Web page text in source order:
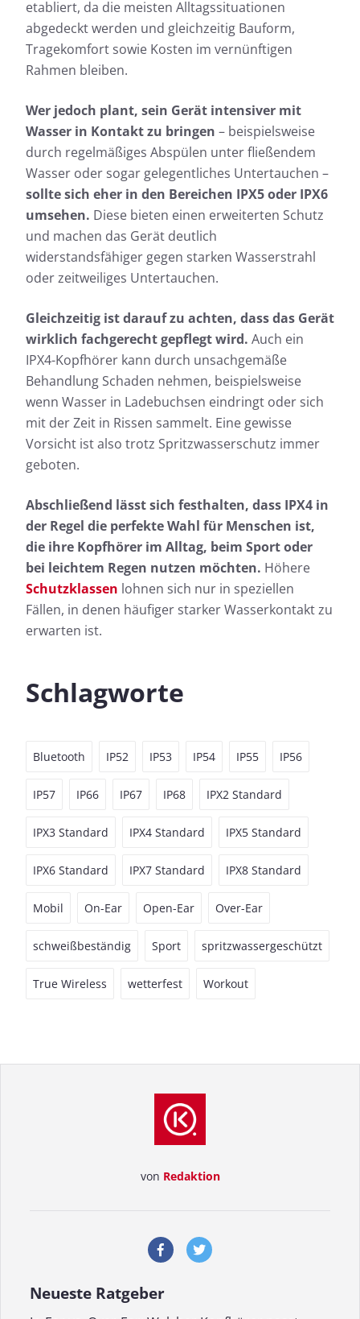
etabliert, da die meisten Alltagssituationen
abgedeckt werden und gleichzeitig Bauform,
Tragekomfort sowie Kosten im vernünftigen
Rahmen bleiben.
Wer jedoch plant, sein Gerät intensiver mit
Wasser in Kontakt zu bringen – beispielsweise
durch regelmäßiges Abspülen unter fließendem
Wasser oder sogar gelegentliches Untertauchen –
sollte sich eher in den Bereichen IPX5 oder IPX6
umsehen. Diese bieten einen erweiterten Schutz
und machen das Gerät deutlich
widerstandsfähiger gegen starken Wasserstrahl
oder zeitweiliges Untertauchen.
Gleichzeitig ist darauf zu achten, dass das Gerät
wirklich fachgerecht gepflegt wird. Auch ein
IPX4-Kopfhörer kann durch unsachgemäße
Behandlung Schaden nehmen, beispielsweise
wenn Wasser in Ladebuchsen eindringt oder sich
mit der Zeit in Rissen sammelt. Eine gewisse
Vorsicht ist also trotz Spritzwasserschutz immer
geboten.
Abschließend lässt sich festhalten, dass IPX4 in
der Regel die perfekte Wahl für Menschen ist,
die ihre Kopfhörer im Alltag, beim Sport oder
bei leichtem Regen nutzen möchten. Höhere
Schutzklassen lohnen sich nur in speziellen
Fällen, in denen häufiger starker Wasserkontakt zu
erwarten ist.
Schlagworte
Bluetooth IP52 IP53 IP54 IP55 IP56
IP57 IP66 IP67 IP68 IPX2 Standard
IPX3 Standard IPX4 Standard IPX5 Standard
IPX6 Standard IPX7 Standard IPX8 Standard
Mobil On-Ear Open-Ear Over-Ear
schweißbeständig Sport spritzwassergeschützt
True Wireless wetterfest Workout
von Redaktion
Neueste Ratgeber